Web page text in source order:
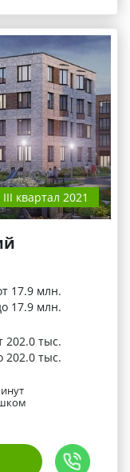
III квартал 2021
17.9 млн.
17.9 млн.
202.0 тыс.
202.0 тыс.